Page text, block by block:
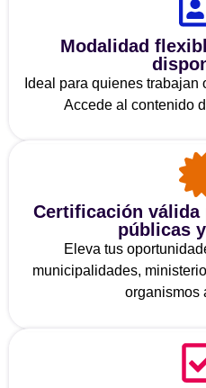
Modalidad
Ideal para quienes
Accede al contenido
Certificación válida
públicas
Eleva tus
municipalidades,
organismos